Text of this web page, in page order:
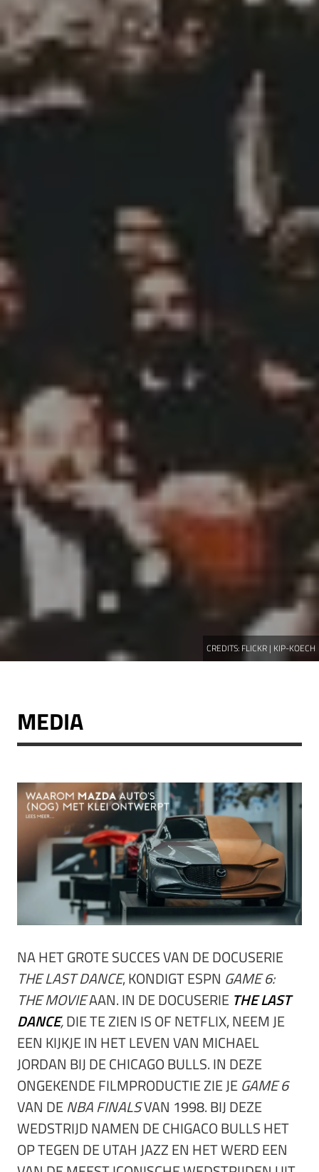
CREDITS: FLICKR | KIP-KOECH
MEDIA
NA HET GROTE SUCCES VAN DE DOCUSERIE
THE LAST DANCE, KONDIGT ESPN GAME 6:
THE MOVIEAAN. IN DE DOCUSERIE THE LAST
DANCE,DIE TE ZIEN IS OF NETFLIX, NEEM JE
EEN KIJKJE IN HET LEVEN VAN MICHAEL
JORDAN BIJ DE CHICAGO BULLS. IN DEZE
ONGEKENDE FILMPRODUCTIE ZIE JEGAME 6
VAN DENBA FINALSVAN 1998. BIJ DEZE
WEDSTRIJD NAMEN DE CHIGACO BULLS HET
OP TEGEN DE UTAH JAZZ EN HET WERD EEN